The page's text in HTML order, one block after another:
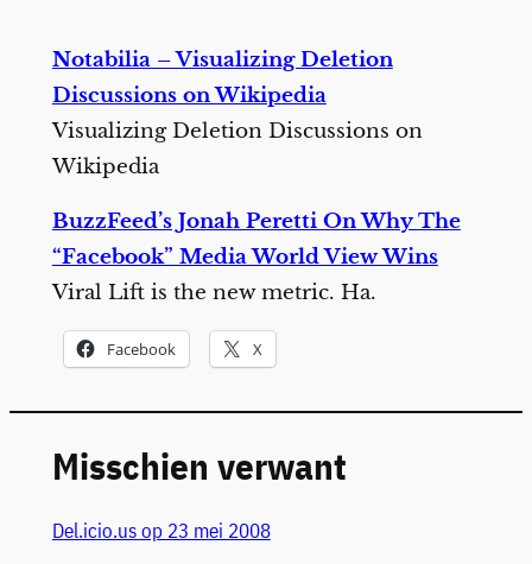
Notabilia – Visualizing Deletion
Discussions on Wikipedia
Visualizing Deletion Discussions on
Wikipedia
BuzzFeed’s Jonah Peretti On Why The
“Facebook” Media World View Wins
Viral Lift is the new metric. Ha.
Facebook X
Misschien verwant
Del.icio.us op 23 mei 2008